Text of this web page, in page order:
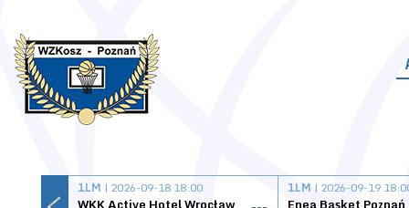
1LM | 2026-09-18 18:00 1LM | 2026-09-19